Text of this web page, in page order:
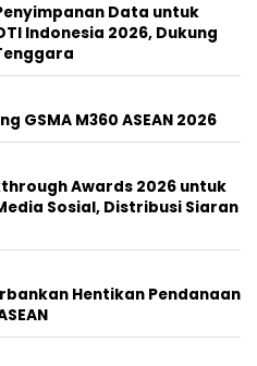
Data untuk
Indonesia 2026, Dukung
GSMA M360 ASEAN 2026
Awards 2026 untuk
Sosial, Distribusi Siaran
Hentikan Pendanaan